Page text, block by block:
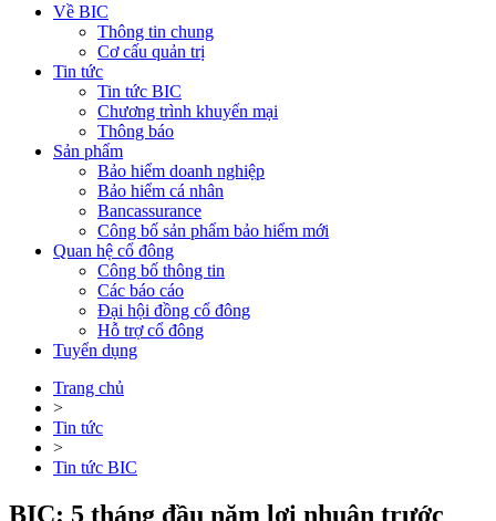
Về BIC
Thông tin chung
Cơ cấu quản trị
Tin tức
Tin tức BIC
Chương trình khuyến mại
Thông báo
Sản phẩm
Bảo hiểm doanh nghiệp
Bảo hiểm cá nhân
Bancassurance
Công bố sản phẩm bảo hiểm mới
Quan hệ cổ đông
Công bố thông tin
Các báo cáo
Đại hội đồng cổ đông
Hỗ trợ cổ đông
Tuyển dụng
Trang chủ
>
Tin tức
>
Tin tức BIC
BIC: 5 tháng đầu năm lợi nhuận trước